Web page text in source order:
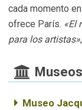
cada momento
ofrece París. «El
para los artistas»
Museos
Museo